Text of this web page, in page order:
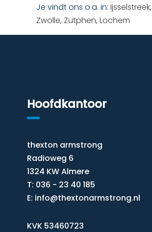
Je vindt ons o.a. in: Ijsselstreek,
Zwolle, Zutphen,Lochem
Hoofdkantoor
thexton armstrong
Radioweg 6
1324 KW Almere
T: 036 - 23 40 185
E: info@thextonarmstrong.nl
KVK 53460723